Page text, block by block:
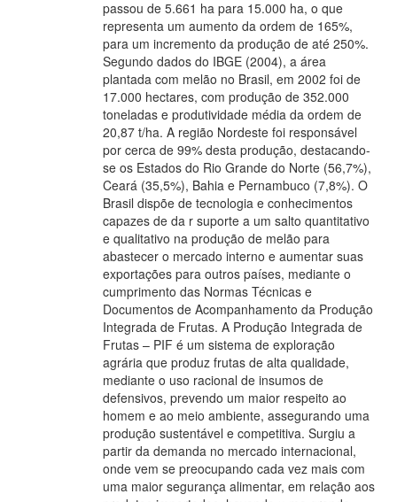
passou de 5.661 ha para 15.000 ha, o que
representa um aumento da ordem de 165%,
para um incremento da produção de até 250%.
Segundo dados do IBGE (2004), a área
plantada com melão no Brasil, em 2002 foi de
17.000 hectares, com produção de 352.000
toneladas e produtividade média da ordem de
20,87 t/ha. A região Nordeste foi responsável
por cerca de 99% desta produção, destacando-
se os Estados do Rio Grande do Norte (56,7%),
Ceará (35,5%), Bahia e Pernambuco (7,8%). O
Brasil dispõe de tecnologia e conhecimentos
capazes de da r suporte a um salto quantitativo
e qualitativo na produção de melão para
abastecer o mercado interno e aumentar suas
exportações para outros países, mediante o
cumprimento das Normas Técnicas e
Documentos de Acompanhamento da Produção
Integrada de Frutas. A Produção Integrada de
Frutas – PIF é um sistema de exploração
agrária que produz frutas de alta qualidade,
mediante o uso racional de insumos de
defensivos, prevendo um maior respeito ao
homem e ao meio ambiente, assegurando uma
produção sustentável e competitiva. Surgiu a
partir da demanda no mercado internacional,
onde vem se preocupando cada vez mais com
uma maior segurança alimentar, em relação aos